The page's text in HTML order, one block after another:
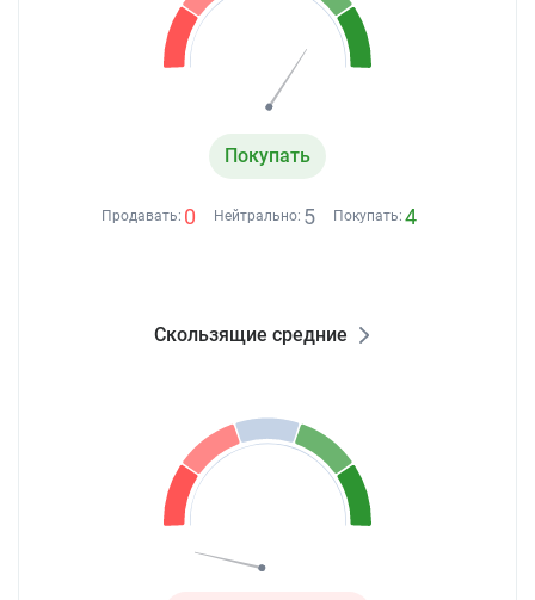
Покупать
Продавать: 0 Нейтрально: 5 Покупать: 4
Скользящие средние